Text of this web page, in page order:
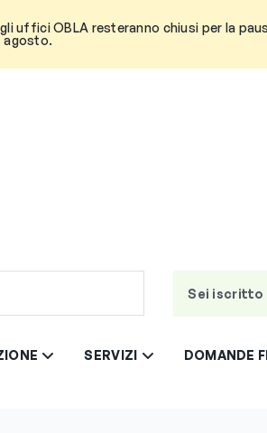
uffici OBLA resteranno chiusi per la
agosto.
Sei iscritto
SERVIZI DOMANDE